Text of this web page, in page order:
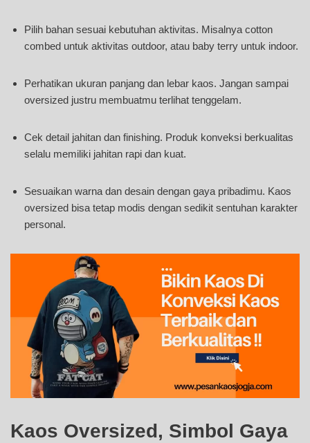
Pilih bahan sesuai kebutuhan aktivitas. Misalnya cotton
combed untuk aktivitas outdoor, atau baby terry untuk indoor.
Perhatikan ukuran panjang dan lebar kaos. Jangan sampai
oversized justru membuatmu terlihat tenggelam.
Cek detail jahitan dan finishing. Produk konveksi berkualitas
selalu memiliki jahitan rapi dan kuat.
Sesuaikan warna dan desain dengan gaya pribadimu. Kaos
oversized bisa tetap modis dengan sedikit sentuhan karakter
personal.
Kaos Oversized, Simbol Gaya